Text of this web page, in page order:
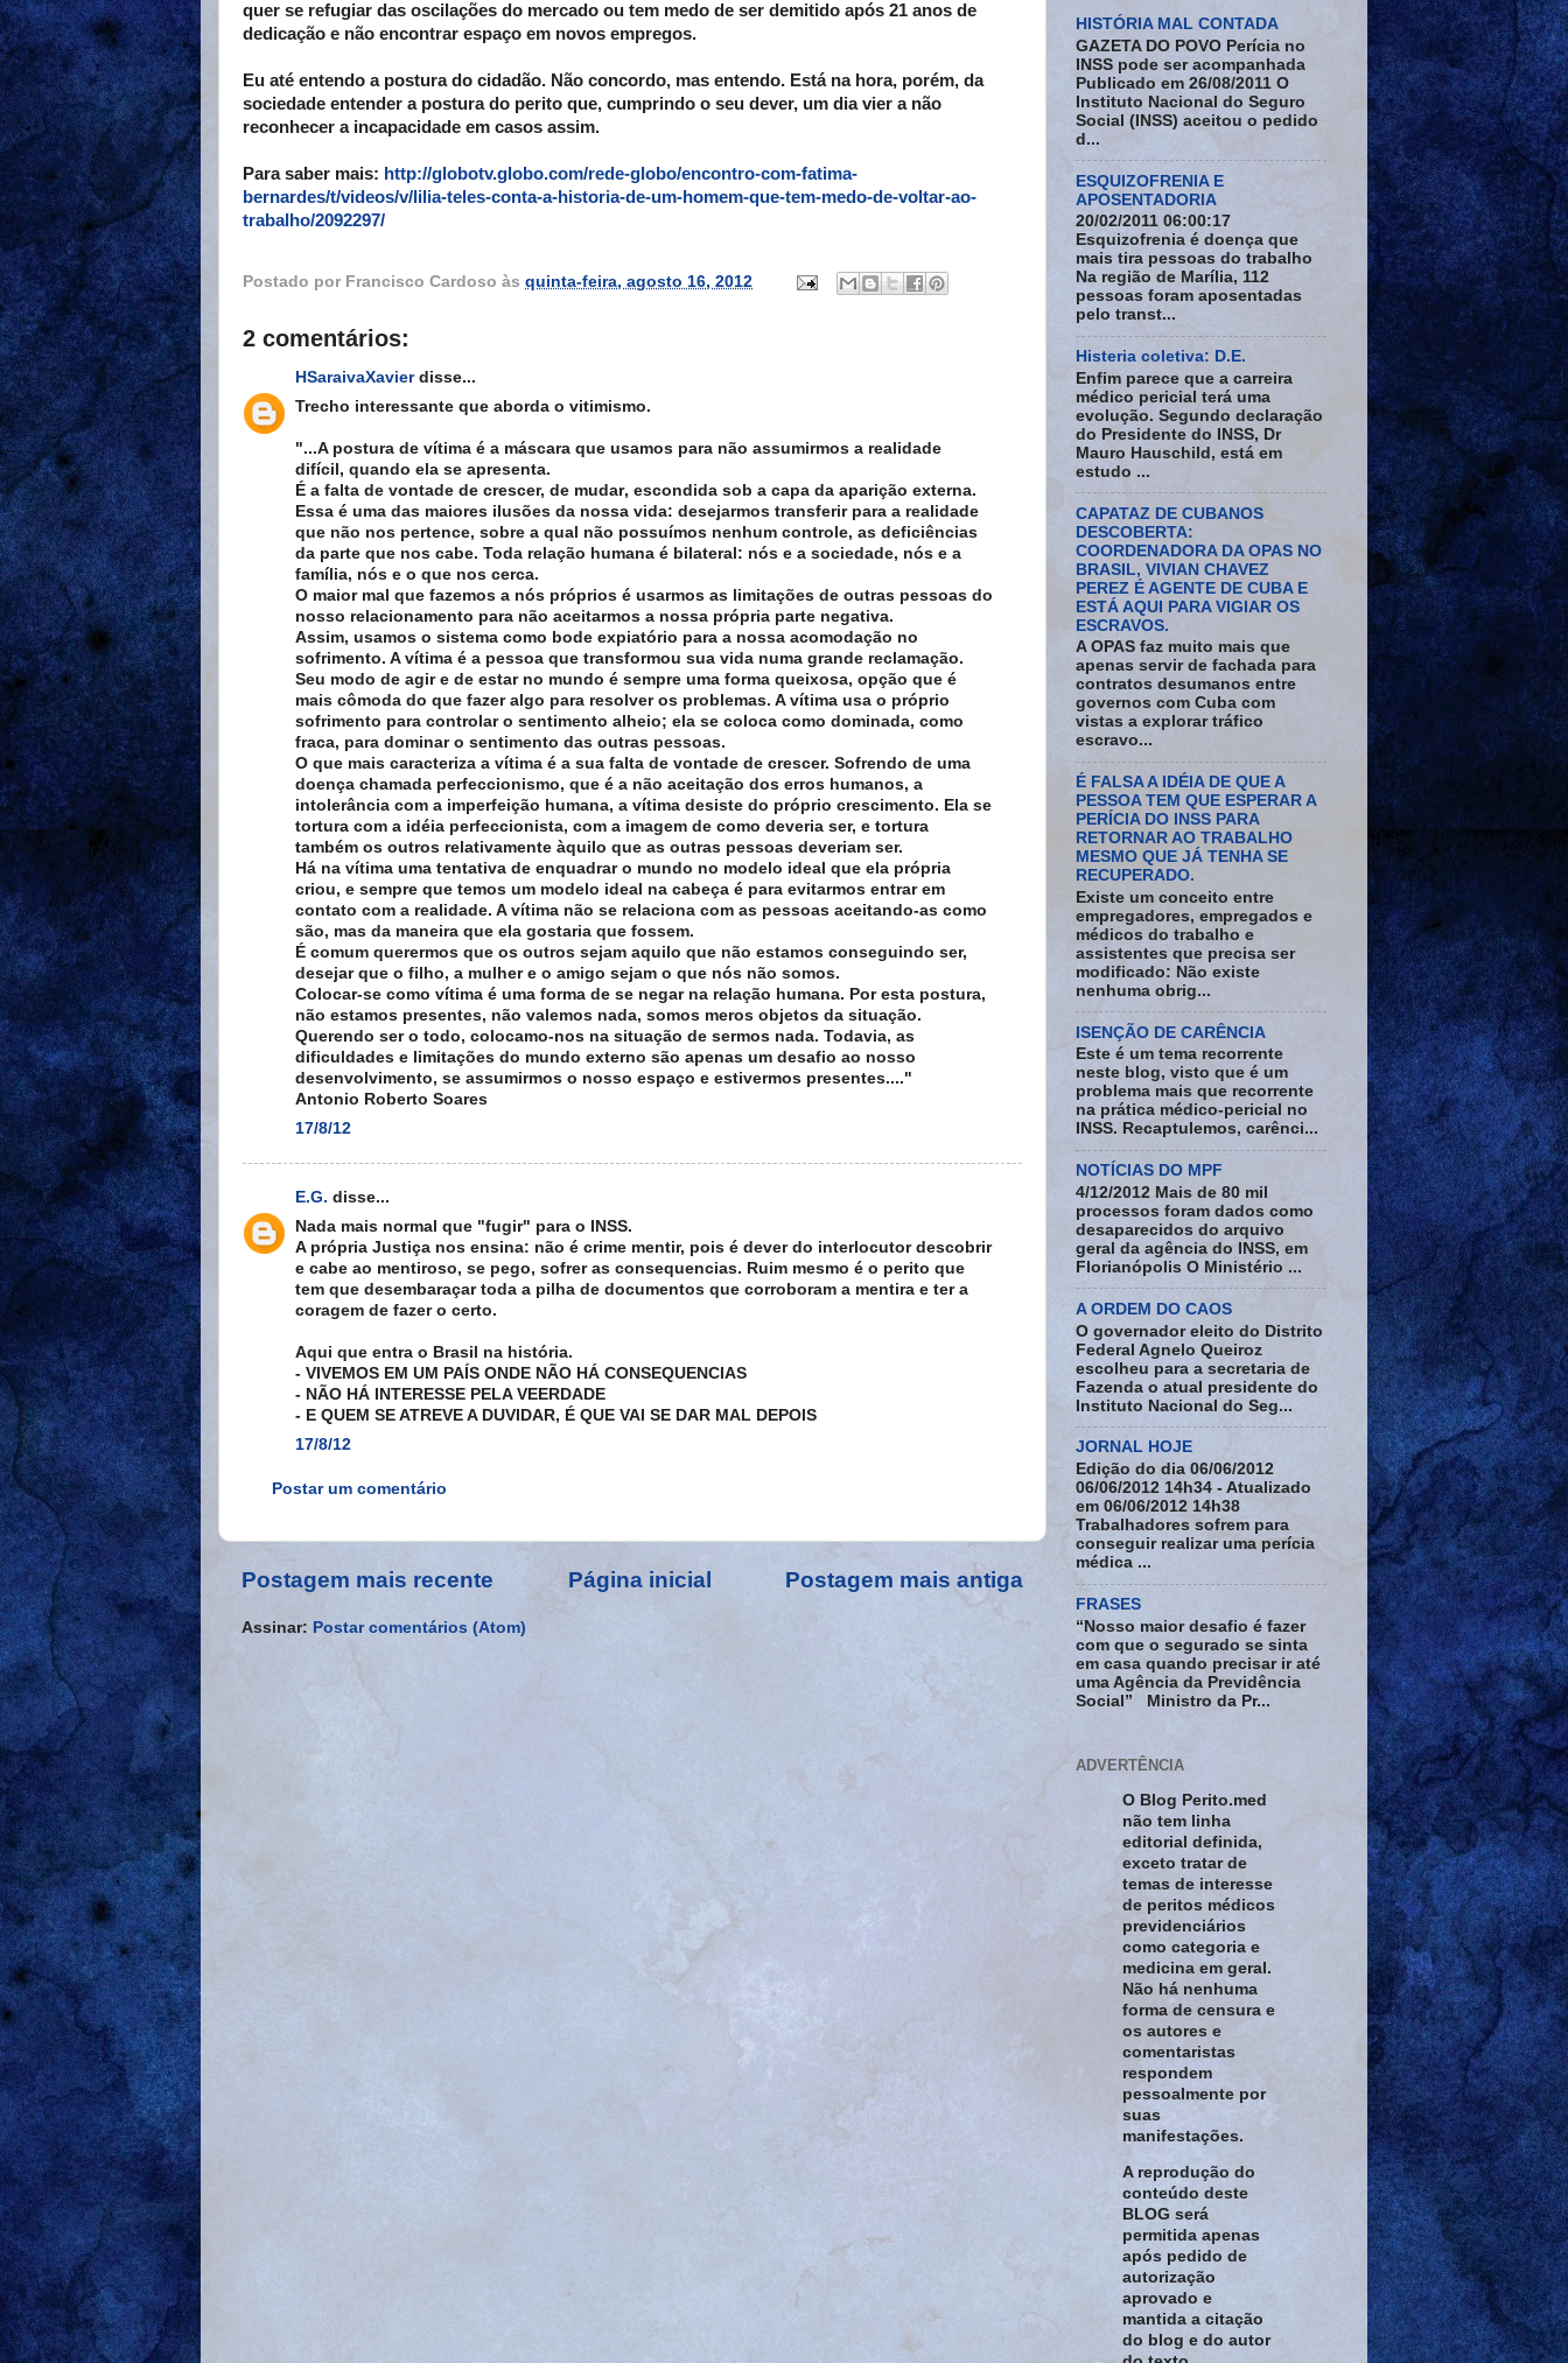
quer se refugiar das oscilações do mercado ou tem medo de ser demitido após 21 anos de
dedicação e não encontrar espaço em novos empregos.
Eu até entendo a postura do cidadão. Não concordo, mas entendo. Está na hora, porém, da
sociedade entender a postura do perito que, cumprindo o seu dever, um dia vier a não
reconhecer a incapacidade em casos assim.
Para saber mais: http://globotv.globo.com/rede-globo/encontro-com-fatima-
bernardes/t/videos/v/lilia-teles-conta-a-historia-de-um-homem-que-tem-medo-de-voltar-ao-
trabalho/2092297/
Postado por Francisco Cardoso às quinta-feira, agosto 16, 2012
2 comentários:
HSaraivaXavierdisse...
Trecho interessante que aborda o vitimismo.
"...A postura de vítima é a máscara que usamos para não assumirmos a realidade
difícil, quando ela se apresenta.
É a falta de vontade de crescer, de mudar‚ escondida sob a capa da aparição externa.
Essa é uma das maiores ilusões da nossa vida: desejarmos transferir para a realidade
que não nos pertence, sobre a qual não possuímos nenhum controle, as deficiências
da parte que nos cabe. Toda relação humana é bilateral: nós e a sociedade, nós e a
família, nós e o que nos cerca.
O maior mal que fazemos a nós próprios é usarmos as limitações de outras pessoas do
nosso relacionamento para não aceitarmos a nossa própria parte negativa.
Assim, usamos o sistema como bode expiatório para a nossa acomodação no
sofrimento. A vítima é a pessoa que transformou sua vida numa grande reclamação.
Seu modo de agir e de estar no mundo é sempre uma forma queixosa, opção que é
mais cômoda do que fazer algo para resolver os problemas. A vítima usa o próprio
sofrimento para controlar o sentimento alheio; ela se coloca como dominada, como
fraca, para dominar o sentimento das outras pessoas.
O que mais caracteriza a vítima é a sua falta de vontade de crescer. Sofrendo de uma
doença chamada perfeccionismo, que é a não aceitação dos erros humanos, a
intolerância com a imperfeição humana, a vítima desiste do próprio crescimento. Ela se
tortura com a idéia perfeccionista, com a imagem de como deveria ser, e tortura
também os outros relativamente àquilo que as outras pessoas deveriam ser.
Há na vítima uma tentativa de enquadrar o mundo no modelo ideal que ela própria
criou, e sempre que temos um modelo ideal na cabeça é para evitarmos entrar em
contato com a realidade. A vítima não se relaciona com as pessoas aceitando-as como
são, mas da maneira que ela gostaria que fossem.
É comum querermos que os outros sejam aquilo que não estamos conseguindo ser,
desejar que o filho, a mulher e o amigo sejam o que nós não somos.
Colocar-se como vítima é uma forma de se negar na relação humana. Por esta postura,
não estamos presentes, não valemos nada, somos meros objetos da situação.
Querendo ser o todo, colocamo-nos na situação de sermos nada. Todavia, as
dificuldades e limitações do mundo externo são apenas um desafio ao nosso
desenvolvimento, se assumirmos o nosso espaço e estivermos presentes...."
Antonio Roberto Soares
17/8/12
E.G. disse...
Nada mais normal que "fugir" para o INSS.
A própria Justiça nos ensina: não é crime mentir, pois é dever do interlocutor descobrir
e cabe ao mentiroso, se pego, sofrer as consequencias. Ruim mesmo é o perito que
tem que desembaraçar toda a pilha de documentos que corroboram a mentira e ter a
coragem de fazer o certo.
Aqui que entra o Brasil na história.
- VIVEMOS EM UM PAÍS ONDE NÃO HÁ CONSEQUENCIAS
- NÃO HÁ INTERESSE PELA VEERDADE
- E QUEM SE ATREVE A DUVIDAR, É QUE VAI SE DAR MAL DEPOIS
17/8/12
Postar um comentário
Postagem mais recente Postagem mais antiga
Página inicial
Assinar: Postar comentários (Atom)
HISTÓRIA MAL CONTADA
GAZETA DO POVO Perícia no
INSS pode ser acompanhada
Publicado em 26/08/2011 O
Instituto Nacional do Seguro
Social (INSS) aceitou o pedido
d...
ESQUIZOFRENIA E
APOSENTADORIA
20/02/2011 06:00:17
Esquizofrenia é doença que
mais tira pessoas do trabalho
Na região de Marília, 112
pessoas foram aposentadas
pelo transt...
Histeria coletiva: D.E.
Enfim parece que a carreira
médico pericial terá uma
evolução. Segundo declaração
do Presidente do INSS, Dr
Mauro Hauschild, está em
estudo ...
CAPATAZ DE CUBANOS
DESCOBERTA:
COORDENADORA DA OPAS NO
BRASIL, VIVIAN CHAVEZ
PEREZ É AGENTE DE CUBA E
ESTÁ AQUI PARA VIGIAR OS
ESCRAVOS.
A OPAS faz muito mais que
apenas servir de fachada para
contratos desumanos entre
governos com Cuba com
vistas a explorar tráfico
escravo...
É FALSA A IDÉIA DE QUE A
PESSOA TEM QUE ESPERAR A
PERÍCIA DO INSS PARA
RETORNAR AO TRABALHO
MESMO QUE JÁ TENHA SE
RECUPERADO.
Existe um conceito entre
empregadores, empregados e
médicos do trabalho e
assistentes que precisa ser
modificado: Não existe
nenhuma obrig...
ISENÇÃO DE CARÊNCIA
Este é um tema recorrente
neste blog, visto que é um
problema mais que recorrente
na prática médico-pericial no
INSS. Recaptulemos, carênci...
NOTÍCIAS DO MPF
4/12/2012 Mais de 80 mil
processos foram dados como
desaparecidos do arquivo
geral da agência do INSS, em
Florianópolis O Ministério ...
A ORDEM DO CAOS
O governador eleito do Distrito
Federal Agnelo Queiroz
escolheu para a secretaria de
Fazenda o atual presidente do
Instituto Nacional do Seg...
JORNAL HOJE
Edição do dia 06/06/2012
06/06/2012 14h34 - Atualizado
em 06/06/2012 14h38
Trabalhadores sofrem para
conseguir realizar uma perícia
médica ...
FRASES
“Nosso maior desafio é fazer
com que o segurado se sinta
em casa quando precisar ir até
uma Agência da Previdência
Social” Ministro da Pr...
ADVERTÊNCIA
O Blog Perito.med
não tem linha
editorial definida,
exceto tratar de
temas de interesse
de peritos médicos
previdenciários
como categoria e
medicina em geral.
Não há nenhuma
forma de censura e
os autores e
comentaristas
respondem
pessoalmente por
suas
manifestações.
A reprodução do
conteúdo deste
BLOG será
permitida apenas
após pedido de
autorização
aprovado e
mantida a citação
do blog e do autor